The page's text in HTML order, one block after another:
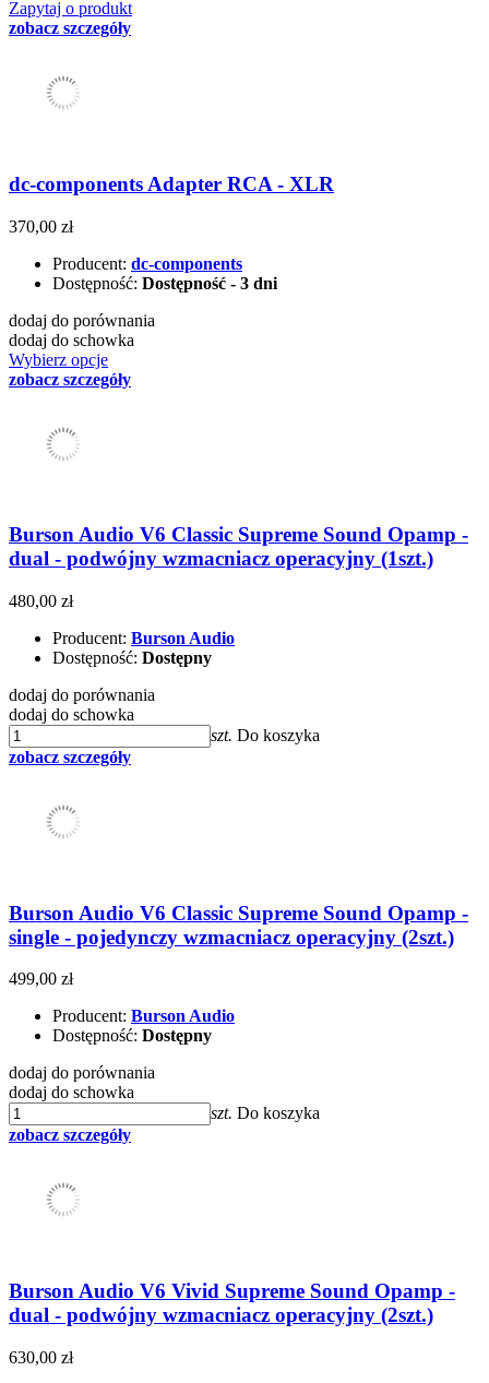
Zapytaj o produkt
zobacz szczegóły
dc-components Adapter RCA - XLR
370,00 zł
Producent: dc-components
Dostępność: Dostępność - 3 dni
dodaj do porównania
dodaj do schowka
Wybierz opcje
zobacz szczegóły
Burson Audio V6 Classic Supreme Sound Opamp -
dual - podwójny wzmacniacz operacyjny (1szt.)
480,00 zł
Producent: Burson Audio
Dostępność: Dostępny
dodaj do porównania
dodaj do schowka
szt. Do koszyka
zobacz szczegóły
Burson Audio V6 Classic Supreme Sound Opamp -
single - pojedynczy wzmacniacz operacyjny (2szt.)
499,00 zł
Producent: Burson Audio
Dostępność: Dostępny
dodaj do porównania
dodaj do schowka
szt. Do koszyka
zobacz szczegóły
Burson Audio V6 Vivid Supreme Sound Opamp -
dual - podwójny wzmacniacz operacyjny (2szt.)
630,00 zł